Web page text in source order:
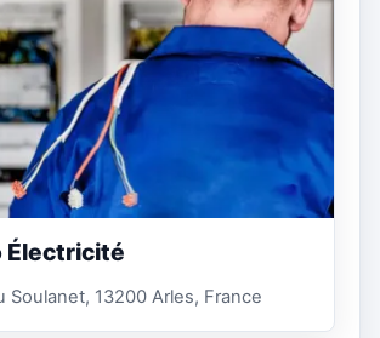
Électricité
Soulanet, 13200 Arles, France